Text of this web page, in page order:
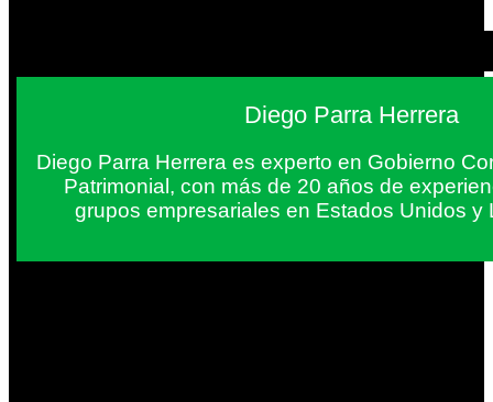
Diego Parra Herrera
Diego Parra Herrera es experto en Gobierno
Patrimonial, con más de 20 años de
grupos empresariales en Estados Unidos y